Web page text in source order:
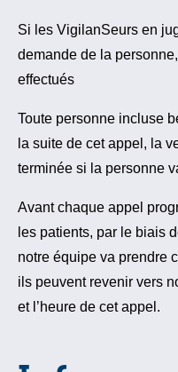
Si les VigilanSeurs en
demande de la
effectués
Toute personne incluse
la suite de cet appel, la
terminée si la personne
Avant chaque appel
les patients, par le biais
notre équipe va prendre
ils peuvent revenir vers
et l’heure de cet appel.